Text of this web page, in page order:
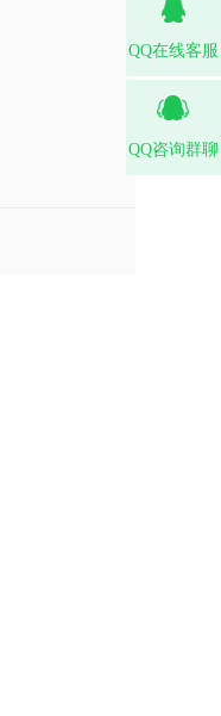
QQ在线客服
QQ咨询群聊